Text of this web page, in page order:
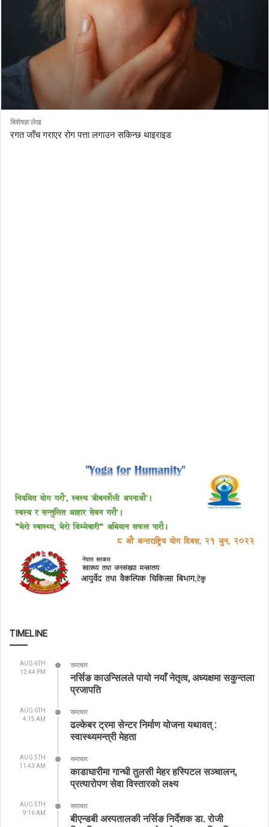
बिशेषज्ञ लेख
रगत जाँच गराएर रोग पत्ता लगाउन सकिन्छ थाइराइड
TIMELINE
AUG 6TH
12:44 PM
समाचार
नर्सिङ काउन्सिलले पायो नयाँ नेतृत्व, अध्यक्षमा सकुन्तला
प्रजापति
AUG 6TH
4:15 AM
समाचार
ढल्केबर ट्रमा सेन्टर निर्माण योजना यथावत् :
स्वास्थ्यमन्त्री मेहता
AUG 5TH
11:43 AM
समाचार
काडाघारीमा गान्धी तुलसी मेहर हस्पिटल सञ्चालन,
प्रत्यारोपण सेवा विस्तारको लक्ष्य
AUG 5TH
9:16 AM
समाचार
बीएन्डबी अस्पतालकी नर्सिङ निर्देशक डा. रोजी